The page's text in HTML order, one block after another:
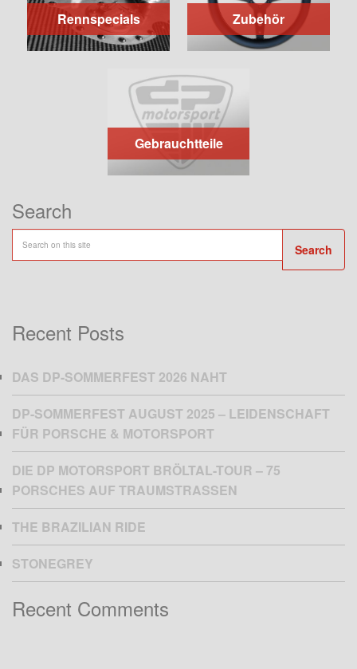
Rennspecials Zubehör
Gebrauchtteile
Search
Search
Recent Posts
DAS DP-SOMMERFEST 2026 NAHT
DP-SOMMERFEST AUGUST 2025 – LEIDENSCHAFT
FÜR PORSCHE & MOTORSPORT
DIE DP MOTORSPORT BRÖLTAL-TOUR – 75
PORSCHES AUF TRAUMSTRASSEN
THE BRAZILIAN RIDE
STONEGREY
Recent Comments